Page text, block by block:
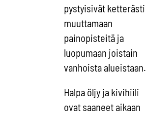
pystyisivät ketterästi
muuttamaan
painopisteitä ja
luopumaan joistain
vanhoista alueistaan.
Halpa öljy ja kivihiili
ovat saaneet aikaan